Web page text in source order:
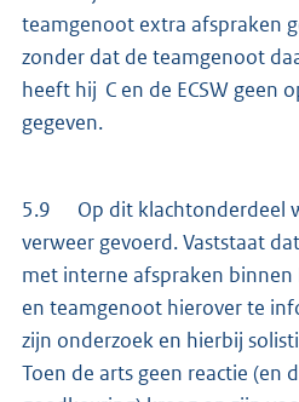
teamgenoot extra afspraken
zonder dat de teamgenoot
heeft hij C en de ECSW geen
gegeven.
5.9 Op dit klachtonderdeel
verweer gevoerd. Vaststaat
met interne afspraken binnen
en teamgenoot hierover te
zijn onderzoek en hierbij
Toen de arts geen reactie (en